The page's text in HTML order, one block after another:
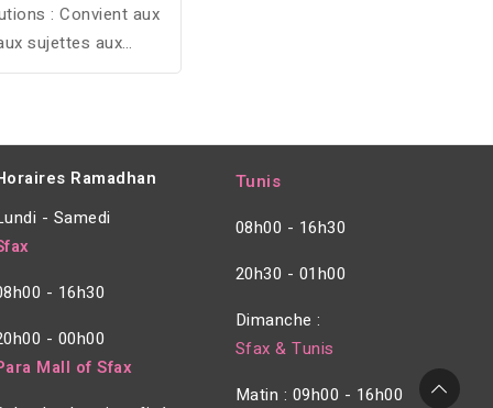
: Convient aux
sujettes aux
irritations et
Ramadhan
- Samedi
- 16h30
- 00h00
Mall of Sfax
Tunis
08h00 - 16h30
20h30 - 01h00
Dimanche :
Sfax & Tunis
Matin : 09h00 - 16h00